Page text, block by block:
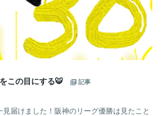
この目にする🐯
記事
届けました！阪神のリーグ優勝は見たこと